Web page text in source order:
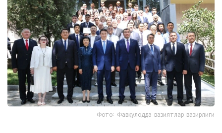
Фото: Фавқулодда вазиятлар вазирлиги